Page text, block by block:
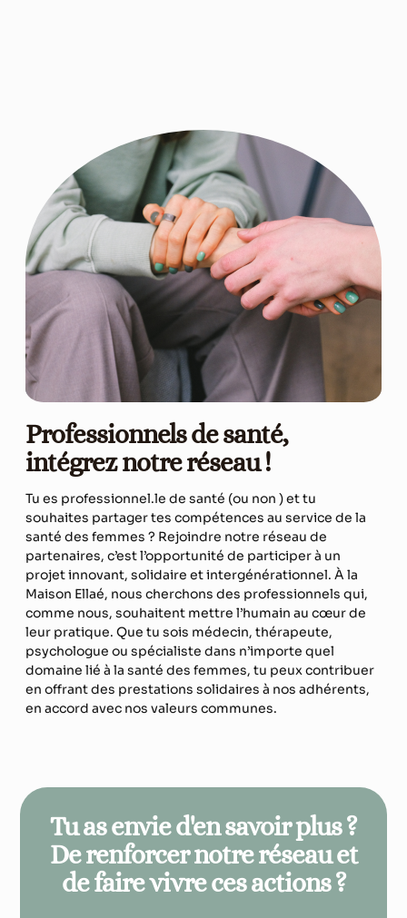
Professionnels de santé,
intégrez notre réseau !
Tu es professionnel.le de santé (ou non ) et tu
souhaites partager tes compétences au service de la
santé des femmes ? Rejoindre notre réseau de
partenaires, c’est l’opportunité de participer à un
projet innovant, solidaire et intergénérationnel. À la
Maison Ellaé, nous cherchons des professionnels qui,
comme nous, souhaitent mettre l’humain au cœur de
leur pratique. Que tu sois médecin, thérapeute,
psychologue ou spécialiste dans n’importe quel
domaine lié à la santé des femmes, tu peux contribuer
en offrant des prestations solidaires à nos adhérents,
en accord avec nos valeurs communes.
Tu as envie d'en savoir plus ?
De renforcer notre réseau et
de faire vivre ces actions ?